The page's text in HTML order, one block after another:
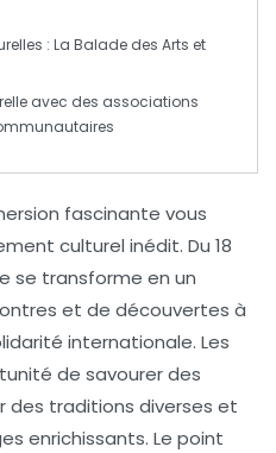
: La Balade des Arts et
avec des associations
fascinante vous
culturel inédit. Du 18
se transforme en un
et de découvertes à
internationale. Les
de savourer des
des traditions diverses et
enrichissants. Le point